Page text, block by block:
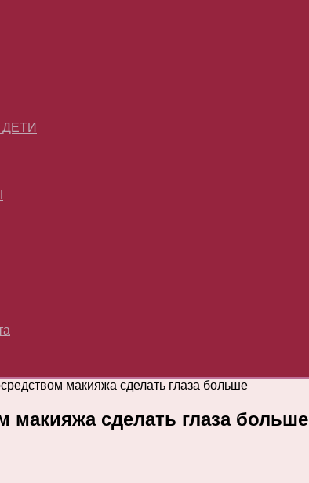
макияжа сделать глаза больше
макияжа сделать глаза больше